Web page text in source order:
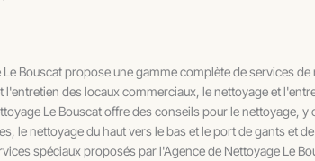
Bouscat propose une gamme complète de services
des locaux commerciaux, le nettoyage et
Le Bouscat offre des conseils pour le nettoyage,
le nettoyage du haut vers le bas et le port de gants et
spéciaux proposés par l'Agence de Nettoyage Le